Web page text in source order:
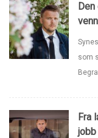
som
Fra